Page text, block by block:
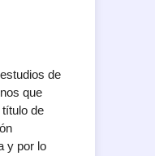
de
que
de
y por lo